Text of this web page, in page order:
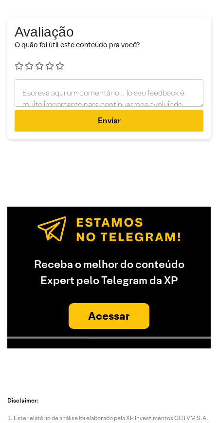
Avaliação
O quão foi útil este conteúdo pra você?
Enviar
Receba o melhor do conteúdo
Expert pelo Telegram da XP
Acessar
Disclaimer:
Este relatório de análise foi elaborado pela XP Investimentos CCTVM S.A.